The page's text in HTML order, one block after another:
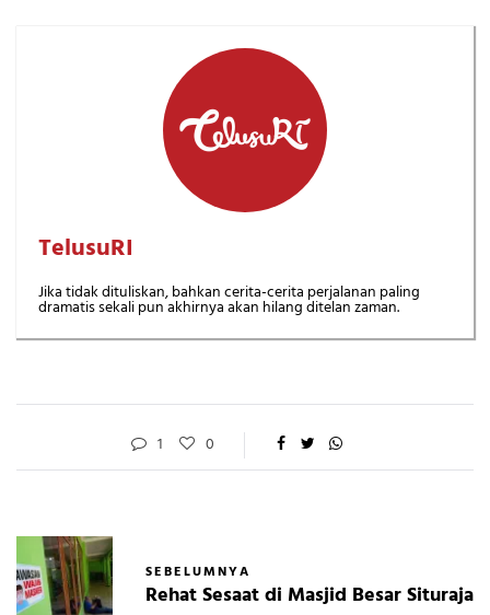
TelusuRI
Jika tidak dituliskan, bahkan cerita-cerita perjalanan paling
dramatis sekali pun akhirnya akan hilang ditelan zaman.
1 0
SEBELUMNYA
Rehat Sesaat di Masjid Besar Situraja